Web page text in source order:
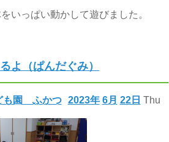
いっぱい動かして遊びました。
よ（ぱんだぐみ）
2023年 6月 22日 Thu
も園 ふかつ